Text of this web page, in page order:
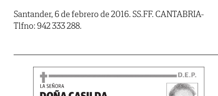
Santander, 6 de febrero de 2016. SS.FF. CANTABRIA-
Tlfno: 942 333 288.